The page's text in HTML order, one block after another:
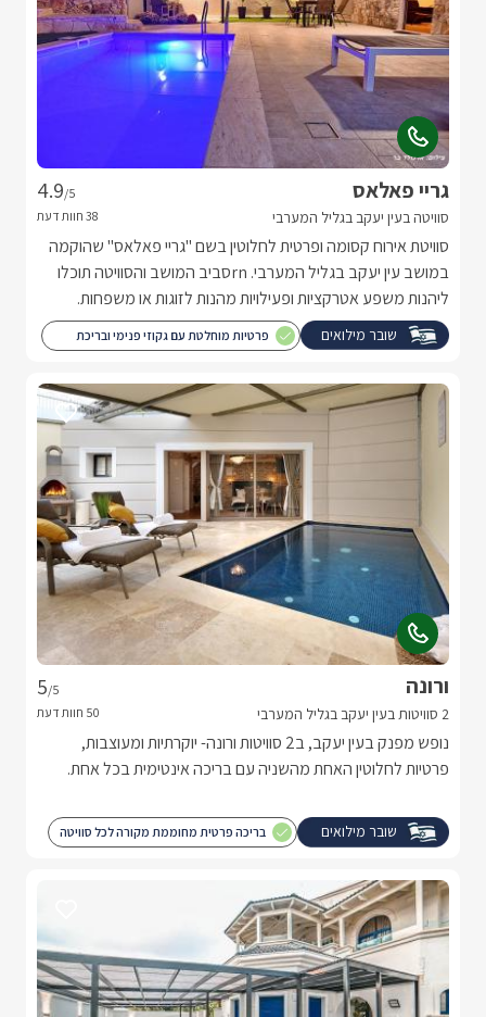
גריי פאלאס
סוויטה בעין יעקב בגליל המערבי
4.9/5
סוויטת אירוח קסומה ופרטית לחלוטין בשם "גריי פאלאס" שהוקמה
במושב עין יעקב בגליל המערבי. rnסביב המושב והסוויטה תוכלו
ליהנות משפע אטרקציות ופעילויות מהנות לזוגות או משפחות.
rnשריינו נופש משפחתי או זוגי.
שובר מילואים
פרטיות מוחלטת עם גקוזי פנימי ובריכת
ורונה
2 סוויטות בעין יעקב בגליל המערבי
5/5
נופש מפנק בעין יעקב, ב2 סוויטות ורונה- יוקרתיות ומעוצבות,
פרטיות לחלוטין האחת מהשניה עם בריכה אינטימית בכל אחת.
שובר מילואים בריכה פרטית מחוממת מקורה לכל סוויטה